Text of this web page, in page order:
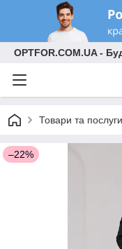
OPTFOR.COM.UA -
Товари та послуги
–22%